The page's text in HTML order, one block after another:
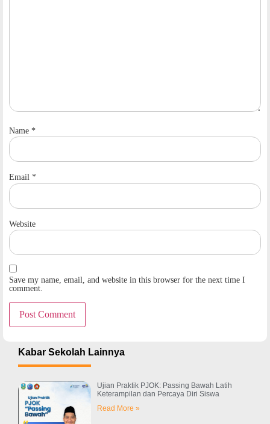
Name *
Email *
Website
Save my name, email, and website in this browser for the next time I
comment.
Kabar Sekolah Lainnya
Ujian Praktik PJOK: Passing Bawah Latih
Keterampilan dan Percaya Diri Siswa
Read More »